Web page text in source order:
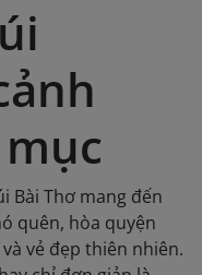
Bài Thơ mang đến
quên, hòa quyện
vẻ đẹp thiên nhiên.